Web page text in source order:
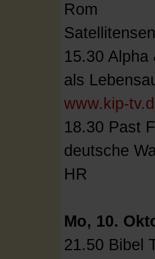
Rom
15.30
als
www.kip-
18.30 Past
deutsche
HR
Mo, 10.
21.50 Bibel